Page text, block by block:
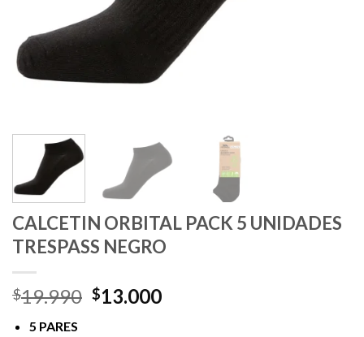
CALCETIN ORBITAL PACK 5 UNIDADES
TRESPASS NEGRO
$19.990 El
$13.000El
5 PARES